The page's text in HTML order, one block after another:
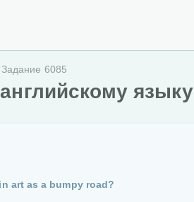
Задание 6085
языку
art as a bumpy road?